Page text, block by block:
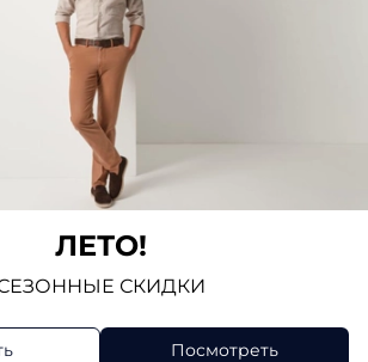
ЛЕТО!
СКИДКИ
Посмотреть